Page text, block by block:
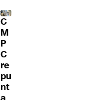
C
M
P
C
re
pu
nt